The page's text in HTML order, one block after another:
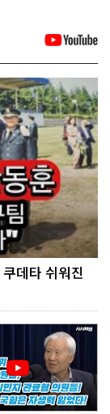
데타 쉬워진